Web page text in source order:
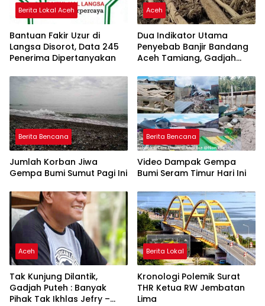
Berita Lokal Aceh
Bantuan Fakir Uzur di
Langsa Disorot, Data 245
Penerima Dipertanyakan
Aceh
Dua Indikator Utama
Penyebab Banjir Bandang
Aceh Tamiang, Gadjah
DAS
Berita Bencana
Jumlah Korban Jiwa
Gempa Bumi Sumut Pagi Ini
Berita Bencana
Video Dampak Gempa
Bumi Seram Timur Hari Ini
Aceh
Tak Kunjung Dilantik,
Gadjah Puteh : Banyak
Pihak Tak Ikhlas Jefry –
Berita Lokal
Kronologi Polemik Surat
THR Ketua RW Jembatan
Lima